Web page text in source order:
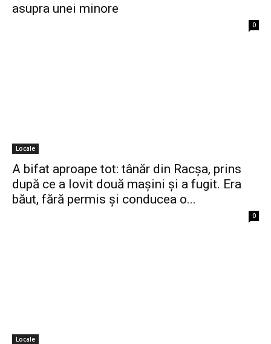
asupra unei minore
0
Locale
A bifat aproape tot: tânăr din Racșa, prins
după ce a lovit două mașini și a fugit. Era
băut, fără permis și conducea o...
0
Locale